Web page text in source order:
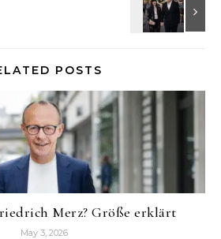
POSTS
Merz? Größe erklärt
May 3, 2026